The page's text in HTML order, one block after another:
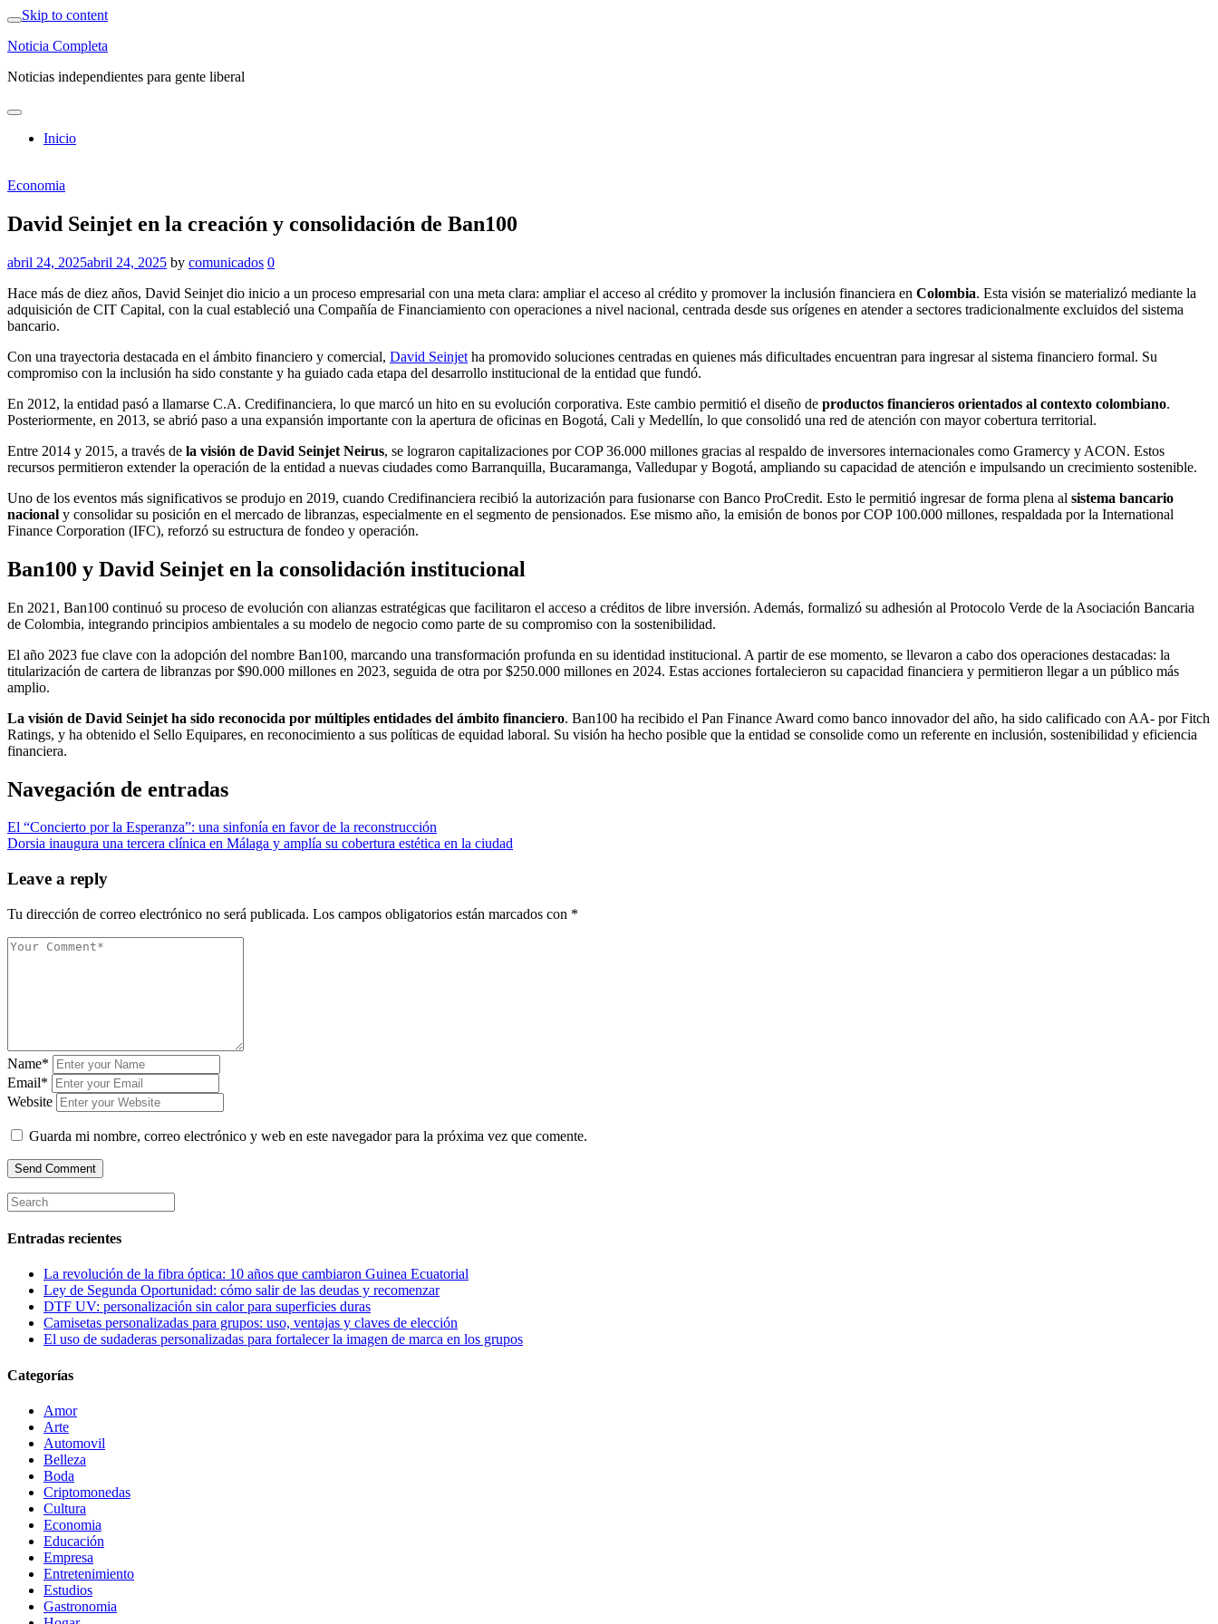
Skip to content
Noticia Completa
Noticias independientes para gente liberal
Inicio
Economia
David Seinjet en la creación y consolidación de Ban100
abril 24, 2025abril 24, 2025 by comunicados 0
Hace más de diez años, David Seinjet dio inicio a un proceso empresarial con una meta clara: ampliar el acceso al crédito y promover la inclusión financiera en Colombia. Esta visión se materializó mediante la
adquisición de CIT Capital, con la cual estableció una Compañía de Financiamiento con operaciones a nivel nacional, centrada desde sus orígenes en atender a sectores tradicionalmente excluidos del sistema
bancario.
Con una trayectoria destacada en el ámbito financiero y comercial, David Seinjet ha promovido soluciones centradas en quienes más dificultades encuentran para ingresar al sistema financiero formal. Su
compromiso con la inclusión ha sido constante y ha guiado cada etapa del desarrollo institucional de la entidad que fundó.
En 2012, la entidad pasó a llamarse C.A. Credifinanciera, lo que marcó un hito en su evolución corporativa. Este cambio permitió el diseño de productos financieros orientados al contexto colombiano.
Posteriormente, en 2013, se abrió paso a una expansión importante con la apertura de oficinas en Bogotá, Cali y Medellín, lo que consolidó una red de atención con mayor cobertura territorial.
Entre 2014 y 2015, a través de la visión de David Seinjet Neirus, se lograron capitalizaciones por COP 36.000 millones gracias al respaldo de inversores internacionales como Gramercy y ACON. Estos
recursos permitieron extender la operación de la entidad a nuevas ciudades como Barranquilla, Bucaramanga, Valledupar y Bogotá, ampliando su capacidad de atención e impulsando un crecimiento sostenible.
Uno de los eventos más significativos se produjo en 2019, cuando Credifinanciera recibió la autorización para fusionarse con Banco ProCredit. Esto le permitió ingresar de forma plena al sistema bancario
nacional y consolidar su posición en el mercado de libranzas, especialmente en el segmento de pensionados. Ese mismo año, la emisión de bonos por COP 100.000 millones, respaldada por la International
Finance Corporation (IFC), reforzó su estructura de fondeo y operación.
Ban100 y David Seinjet en la consolidación institucional
En 2021, Ban100 continuó su proceso de evolución con alianzas estratégicas que facilitaron el acceso a créditos de libre inversión. Además, formalizó su adhesión al Protocolo Verde de la Asociación Bancaria
de Colombia, integrando principios ambientales a su modelo de negocio como parte de su compromiso con la sostenibilidad.
El año 2023 fue clave con la adopción del nombre Ban100, marcando una transformación profunda en su identidad institucional. A partir de ese momento, se llevaron a cabo dos operaciones destacadas: la
titularización de cartera de libranzas por $90.000 millones en 2023, seguida de otra por $250.000 millones en 2024. Estas acciones fortalecieron su capacidad financiera y permitieron llegar a un público más
amplio.
La visión de David Seinjet ha sido reconocida por múltiples entidades del ámbito financiero. Ban100 ha recibido el Pan Finance Award como banco innovador del año, ha sido calificado con AA- por Fitch
Ratings, y ha obtenido el Sello Equipares, en reconocimiento a sus políticas de equidad laboral. Su visión ha hecho posible que la entidad se consolide como un referente en inclusión, sostenibilidad y eficiencia
financiera.
Navegación de entradas
El “Concierto por la Esperanza”: una sinfonía en favor de la reconstrucción
Dorsia inaugura una tercera clínica en Málaga y amplía su cobertura estética en la ciudad
Leave a reply
Tu dirección de correo electrónico no será publicada. Los campos obligatorios están marcados con *
Name*
Email*
Website
Guarda mi nombre, correo electrónico y web en este navegador para la próxima vez que comente.
Entradas recientes
La revolución de la fibra óptica: 10 años que cambiaron Guinea Ecuatorial
Ley de Segunda Oportunidad: cómo salir de las deudas y recomenzar
DTF UV: personalización sin calor para superficies duras
Camisetas personalizadas para grupos: uso, ventajas y claves de elección
El uso de sudaderas personalizadas para fortalecer la imagen de marca en los grupos
Categorías
Amor
Arte
Automovil
Belleza
Boda
Criptomonedas
Cultura
Economia
Educación
Empresa
Entretenimiento
Estudios
Gastronomia